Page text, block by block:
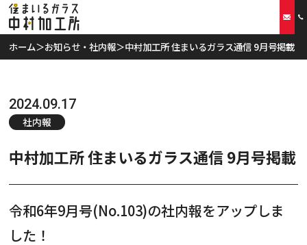
当社の特徴
ご利用案内
ホーム＞お知らせ・社内報＞中村加工所 住まいるガラス通信 9月号掲載
2024.09.17
社内報
中村加工所 住まいるガラス通信 9月号掲載
令和6年9月号(No.103)の社内報をアップしま
した！